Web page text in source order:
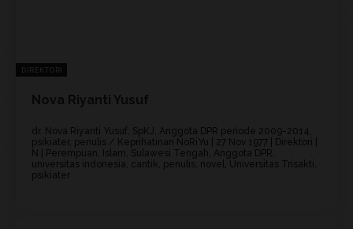
DIREKTORI
Nova Riyanti Yusuf
dr. Nova Riyanti Yusuf, SpKJ, Anggota DPR periode 2009-2014,
psikiater, penulis / Keprihatinan NoRiYu | 27 Nov 1977 | Direktori |
N | Perempuan, Islam, Sulawesi Tengah, Anggota DPR,
universitas indonesia, cantik, penulis, novel, Universitas Trisakti,
psikiater